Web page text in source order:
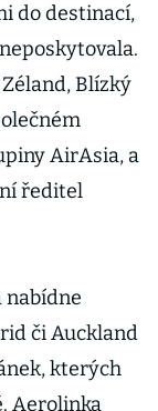
do destinací,
Blízký
AirAsia, a
ředitel
či Auckland
kterých
Aerolinka